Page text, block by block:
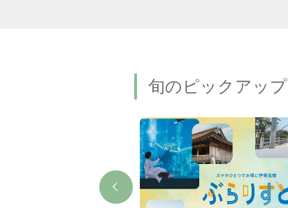
旬のピックアップ